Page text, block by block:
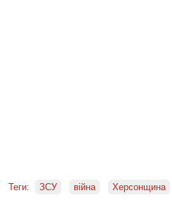
Теги: ЗСУ війна Херсонщина